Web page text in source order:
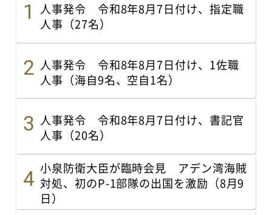
人事発令 令和8年8月7日付け、指定職
人事（27名）
人事発令 令和8年8月7日付け、1佐職
人事（海自9名、空自1名）
人事発令 令和8年8月7日付け、書記官
人事（20名）
小泉防衛大臣が臨時会見 アデン湾海賊
対処、初のP-1部隊の出国を激励（8月9
日）